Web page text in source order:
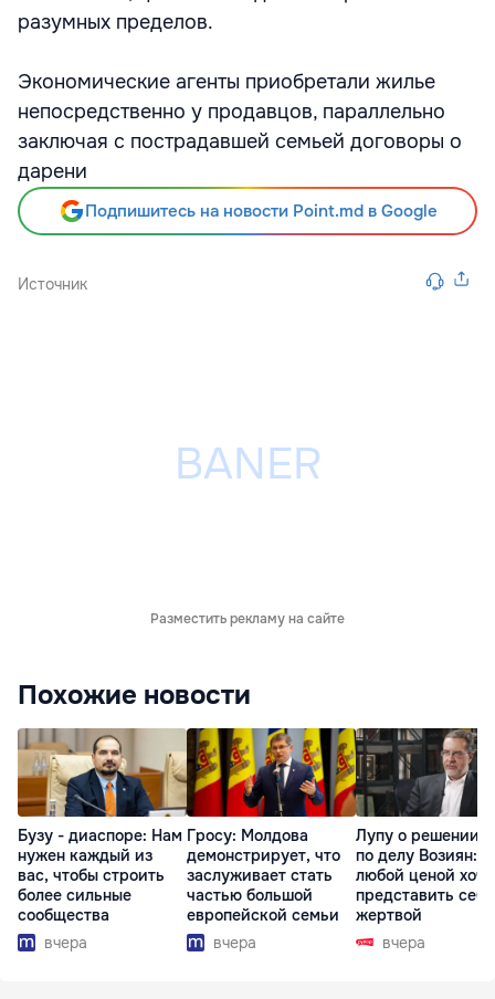
разумных пределов.
Экономические агенты приобретали жилье
непосредственно у продавцов, параллельно
заключая с пострадавшей семьей договоры о
дарени
Подпишитесь на новости Point.md в Google
Источник
Разместить рекламу на сайте
Похожие новости
Бузу - диаспоре: Нам
нужен каждый из
вас, чтобы строить
более сильные
сообщества
вчера
Гросу: Молдова
демонстрирует, что
заслуживает стать
частью большой
европейской семьи
вчера
Лупу о решении
по делу Возиян:
любой ценой
представить себя
жертвой
вчера